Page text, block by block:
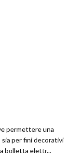
permettere una
sia per fini decorativi
bolletta elettr...